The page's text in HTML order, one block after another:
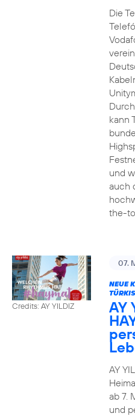
Die
kann
und
auch
the-
Credits: AY YILDIZ
07.
NEUE
AY
AY
ab 7.
und